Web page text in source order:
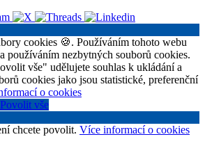
cookies 🍪. Používáním tohoto webu
používáním nezbytných souborů cookies.
vše" udělujete souhlas k ukládání a
cookies jako jsou statistické, preferenční
o cookies
Povolit vše
chcete povolit. Více informací o cookies